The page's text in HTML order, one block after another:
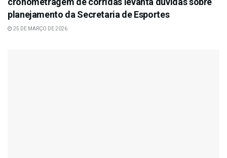
planejamento da Secretaria de Esportes
25 DE MARÇO DE 2026